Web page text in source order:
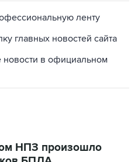
ленту
главных новостей сайта
новости в официальном
НПЗ произошло